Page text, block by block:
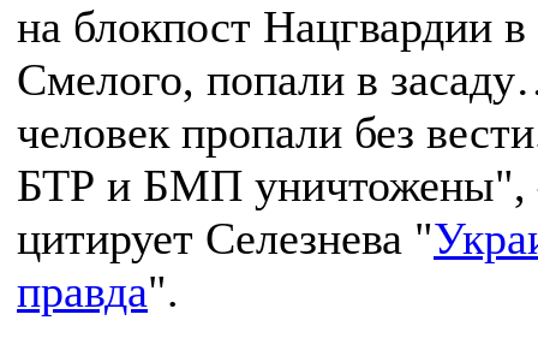
на блокпост Нацгвардии
Смелого, попали в
человек пропали без
БТР и БМП
цитирует Селезнева "
правда".